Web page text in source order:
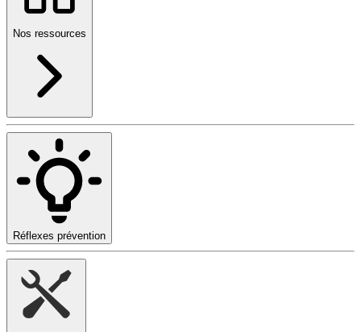
Nos ressources
Réflexes prévention